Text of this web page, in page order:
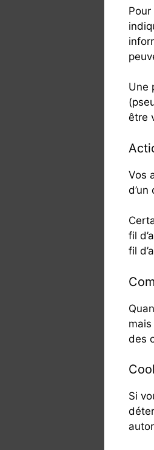
Une
être
Vos
fil
fil
des
Si